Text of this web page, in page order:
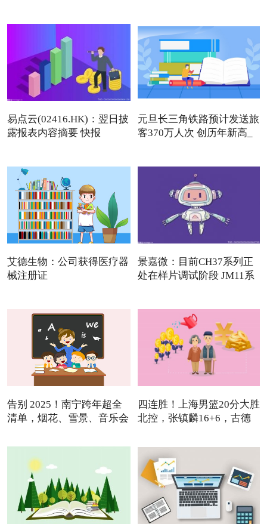
易点云(02416.HK)：翌日披
露报表内容摘要 快报
元旦长三角铁路预计发送旅
客370万人次 创历年新高_
艾德生物：公司获得医疗器
械注册证
景嘉微：目前CH37系列正
处在样片调试阶段 JM11系
告别 2025！南宁跨年超全
清单，烟花、雪景、音乐会
四连胜！上海男篮20分大胜
北控，张镇麟16+6，古德